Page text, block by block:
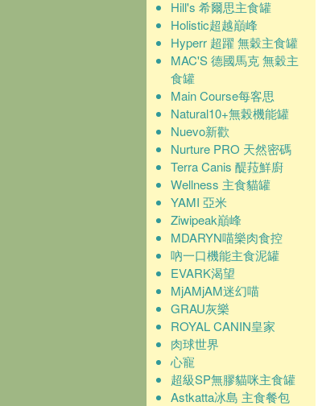
Hill's 希爾思主食罐
Holistic超越巔峰
Hyperr 超躍 無穀主食罐
MAC'S 德國馬克 無穀主
食罐
Main Course每客思
Natural10+無榖機能罐
Nuevo新歡
Nurture PRO 天然密碼
Terra Canis 醍菈鮮廚
Wellness 主食貓罐
YAMI 亞米
Ziwipeak巔峰
MDARYN喵樂肉食控
吶一口機能主食泥罐
EVARK渴望
MjAMjAM迷幻喵
GRAU灰樂
ROYAL CANIN皇家
肉球世界
心寵
超級SP無膠貓咪主食罐
Astkatta冰島 主食餐包